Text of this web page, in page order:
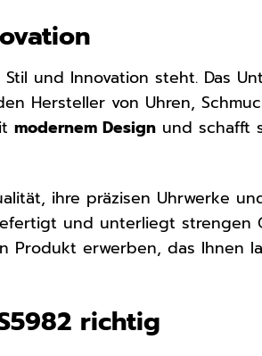
und Innovation steht. Das
Hersteller von Uhren,
modernem Design und schafft
ihre präzisen Uhrwerke
und unterliegt strengen
Produkt erwerben, das Ihnen
richtig